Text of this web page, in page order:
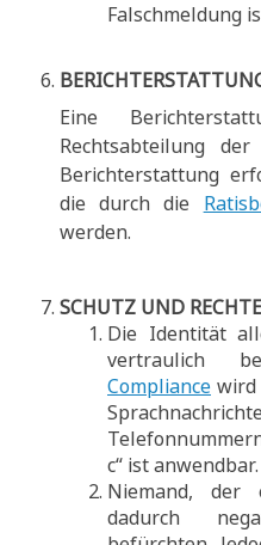
Falschmeldung
Eine
Rechtsabteilung der
Berichterstattung
die durch die
werden.
SCHUTZ UND
Die Identität
vertraulich
Compliance wird
c“ ist anwendbar.
Niemand, der
dadurch